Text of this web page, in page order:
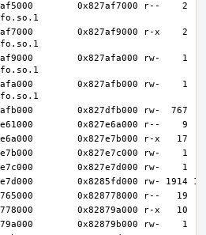
0x827af7000 r--    2
0x827af9000 r-x    2
0x827afa000 rw-    1
0x827afb000 rw-    1